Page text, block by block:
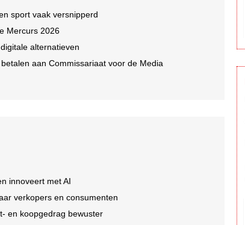
sport vaak versnipperd
Mercurs 2026
alternatieven
aan Commissariaat voor de Media
innoveert met AI
verkopers en consumenten
en koopgedrag bewuster